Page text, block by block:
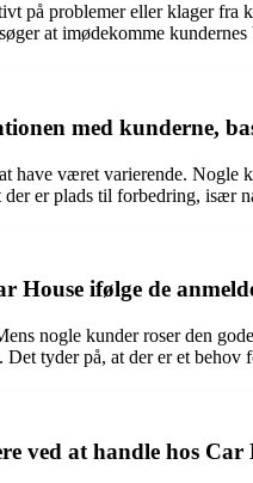
på problemer eller klager
at imødekomme
med kunderne,
have været varierende.
er plads til forbedring,
House ifølge de
nogle kunder roser den
tyder på, at der er et
ved at handle hos Car